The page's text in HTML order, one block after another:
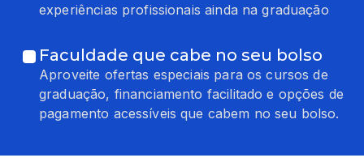
experiências profissionais ainda na graduação
Faculdade que cabe no seu bolso
Aproveite ofertas especiais para os cursos de
graduação, financiamento facilitado e opções de
pagamento acessíveis que cabem no seu bolso.